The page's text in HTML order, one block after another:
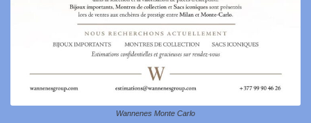
Wannenes Monte Carlo